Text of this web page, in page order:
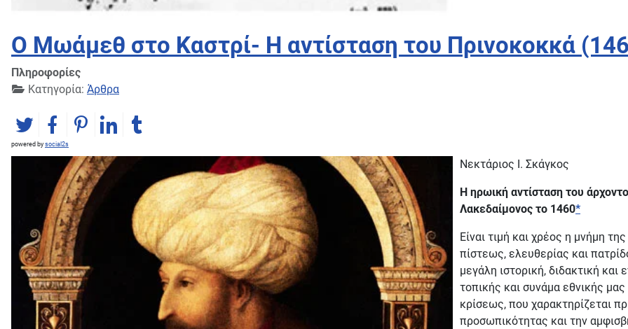
Ο Μωάμεθ στο Καστρί- Η αντίσταση του Πρινοκοκκά
Πληροφορίες
Κατηγορία: Άρθρα
powered by social2s
Νεκτάριος Ι. Σκάγκος
Η ηρωική αντίσταση του
Λακεδαίμονος το 1460*
Είναι τιμή και χρέος η μνήμη
πίστεως, ελευθερίας και
μεγάλη ιστορική, διδακτική
τοπικής και συνάμα εθνικής
κρίσεως, που χαρακτηρίζεται
προσωπικότητας και την